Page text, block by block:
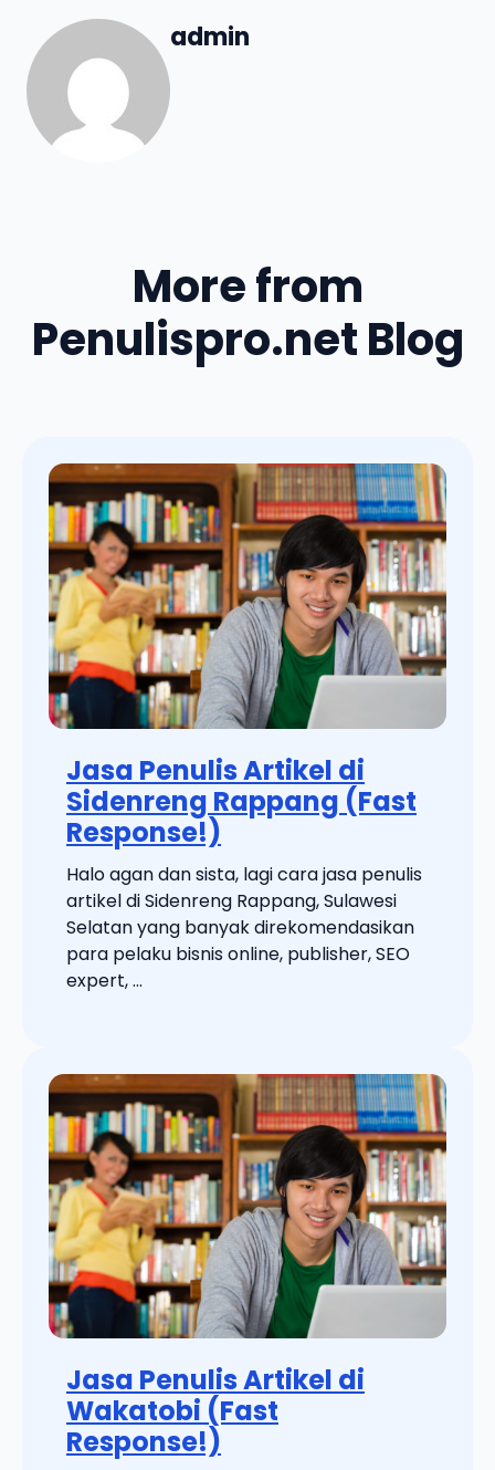
admin
More from
Penulispro.net Blog
Jasa Penulis Artikel di
Sidenreng Rappang (Fast
Response!)
Halo agan dan sista, lagi cara jasa penulis
artikel di Sidenreng Rappang, Sulawesi
Selatan yang banyak direkomendasikan
para pelaku bisnis online, publisher, SEO
expert, ...
Jasa Penulis Artikel di
Wakatobi (Fast
Response!)